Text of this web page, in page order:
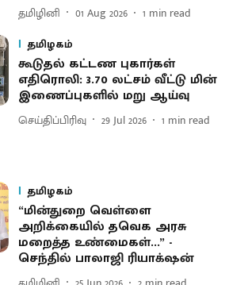
தமிழினி 01 Aug 2026 1 min read
தமிழகம்
கூடுதல் கட்டண புகார்கள்
எதிரொலி: 3.70 லட்சம் வீட்டு மின்
இணைப்புகளில் மறு ஆய்வு
செய்திப்பிரிவு 29 Jul 2026 1 min read
தமிழகம்
“மின்துறை வெள்ளை
அறிக்கையில் தவெக அரசு
மறைத்த உண்மைகள்...” -
செந்தில் பாலாஜி ரியாக்‌ஷன்